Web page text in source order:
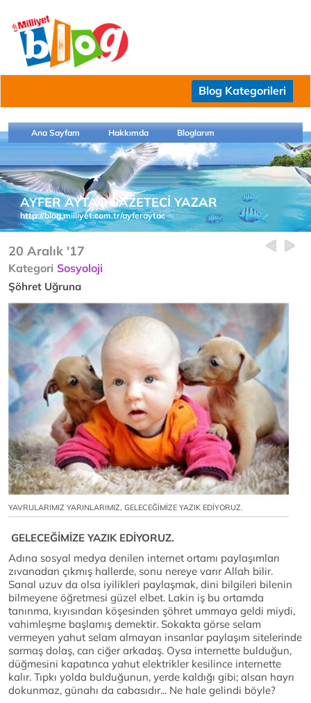
Blog Kategorileri
Ana Sayfam Hakkımda Bloglarım
AYFER AYTAÇ GAZETECİ YAZAR
http://blog.milliyet.com.tr/ayferaytac
20 Aralık '17
Kategori Sosyoloji
Şöhret Uğruna
YAVRULARIMIZ YARINLARIMIZ, GELECEĞİMİZE YAZIK EDİYORUZ.
GELECEĞİMİZE YAZIK EDİYORUZ.
Adına sosyal medya denilen internet ortamı paylaşımları
zıvanadan çıkmış hallerde, sonu nereye varır Allah bilir.
Sanal uzuv da olsa iyilikleri paylaşmak, dini bilgileri bilenin
bilmeyene öğretmesi güzel elbet. Lakin iş bu ortamda
tanınma, kıyısından köşesinden şöhret ummaya geldi miydi,
vahimleşme başlamış demektir. Sokakta görse selam
vermeyen yahut selam almayan insanlar paylaşım sitelerinde
sarmaş dolaş, can ciğer arkadaş. Oysa internette bulduğun,
düğmesini kapatınca yahut elektrikler kesilince internette
kalır. Tıpkı yolda bulduğunun, yerde kaldığı gibi; alsan hayrı
dokunmaz, günahı da cabasıdır... Ne hale gelindi böyle?